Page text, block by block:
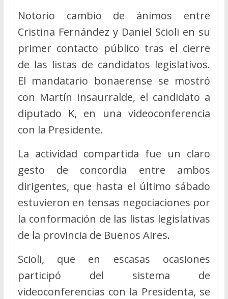
Notorio cambio de ánimos entre
Cristina Fernández y Daniel Scioli en su
primer contacto público tras el cierre
de las listas de candidatos legislativos.
El mandatario bonaerense se mostró
con Martín Insaurralde, el candidato a
diputado K, en una videoconferencia
con la Presidente.
La actividad compartida fue un claro
gesto de concordia entre ambos
dirigentes, que hasta el último sábado
estuvieron en tensas negociaciones por
la conformación de las listas legislativas
de la provincia de Buenos Aires.
Scioli, que en escasas ocasiones
participó del sistema de
videoconferencias con la Presidenta, se